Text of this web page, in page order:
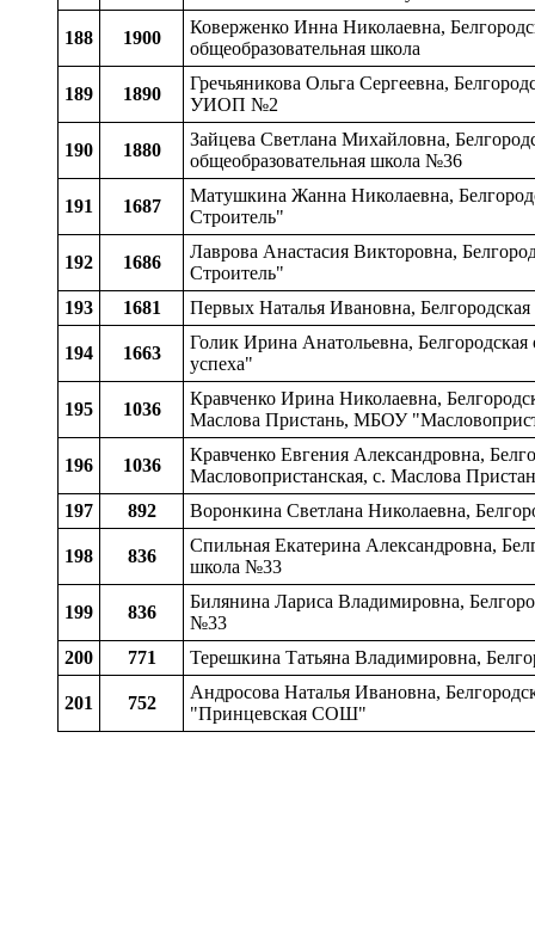
188 1900
Коверженко Инна Николаевна,
общеобразовательная школа
189 1890
Гречьяникова Ольга Сергеевна,
УИОП №2
190 1880
Зайцева Светлана Михайловна,
общеобразовательная школа №36
191 1687
Матушкина Жанна Николаевна,
Строитель"
192 1686
Лаврова Анастасия Викторовна,
Строитель"
193
1681 Первых Наталья Ивановна,
194 1663
Голик Ирина Анатольевна,
успеха"
195 1036
Кравченко Ирина Николаевна,
Маслова Пристань, МБОУ
196 1036
Кравченко Евгения Александровна,
Масловопристанская, c. Маслова
197
892 Воронкина Светлана Николаевна,
198 836
Спильная Екатерина Александровна,
школа №33
199 836
Билянина Лариса Владимировна,
№33
200
771 Терешкина Татьяна Владимировна,
201 752
Андросова Наталья Ивановна,
"Принцевская СОШ"